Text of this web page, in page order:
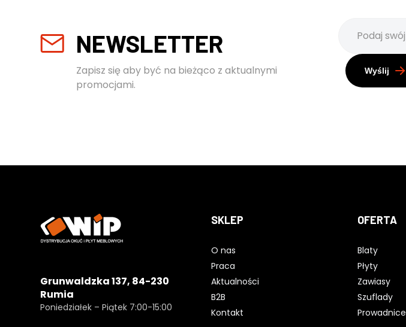
NEWSLETTER
Zapisz się aby być na bieżąco z aktualnymi
promocjami.
Wyślij
Grunwaldzka 137, 84-230
Rumia
Poniedziałek – Piątek 7:00-15:00
SKLEP
O nas
Praca
Aktualności
B2B
Kontakt
OFERTA
Blaty
Płyty
Zawiasy
Szuflady
Prowadnice